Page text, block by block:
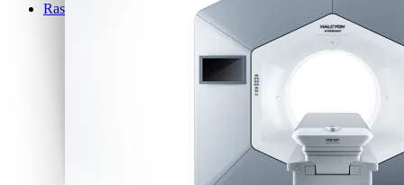
Rastreamento e controle do movimento em tempo real